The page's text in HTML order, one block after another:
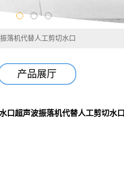
落机代替人工剪切水口
产品展厅
口超声波振落机代替人工剪切水口